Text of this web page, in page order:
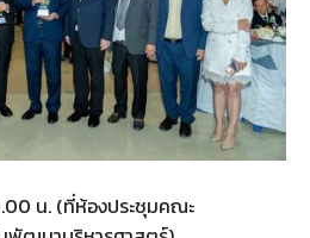
น. (ที่ห้องประชุมคณะ